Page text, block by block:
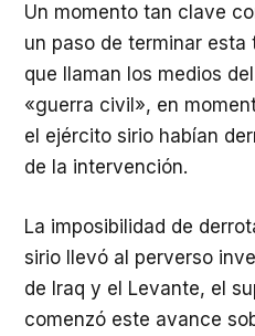
Un momento tan clave
un paso de terminar esta
que llaman los medios
«guerra civil», en
el ejército sirio habían
de la intervención.
La imposibilidad de
sirio llevó al perverso
de Iraq y el Levante, el
comenzó este avance